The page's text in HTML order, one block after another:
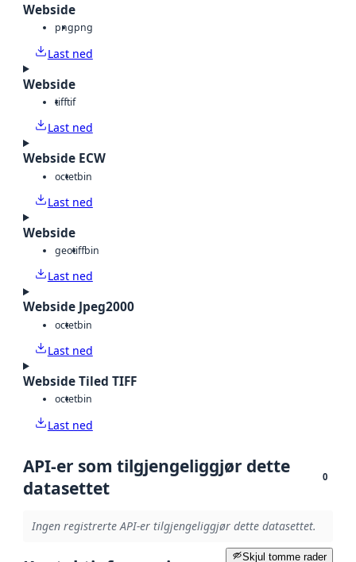
Webside
pngpng
Last ned
Webside
tifftif
Last ned
Webside ECW
octetbin
Last ned
Webside
geotiffbin
Last ned
Webside Jpeg2000
octetbin
Last ned
Webside Tiled TIFF
octetbin
Last ned
API-er som tilgjengeliggjør dette
datasettet
0
Ingen registrerte API-er tilgjengeliggjør dette datasettet.
Skjul tomme rader